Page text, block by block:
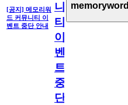
[공지] 메모리워
드 커뮤니티 이
벤트 중단 안내
니
티
이
벤
트
중
단
memoryword